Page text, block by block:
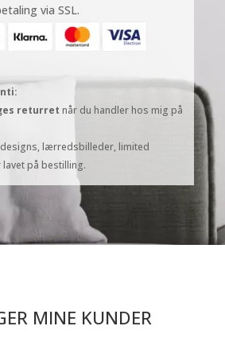
via SSL.
returret når du handler hos mig på
lærredsbilleder, limited
på bestilling.
MINE KUNDER